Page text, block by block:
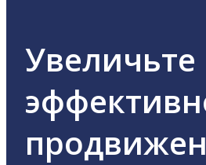
Увеличьте